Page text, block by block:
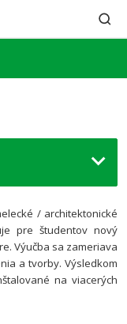
/ architektonické
pre študentov nový
Výučba sa zameriava
a tvorby. Výsledkom
na viacerých